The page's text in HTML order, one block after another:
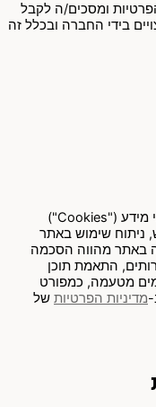
ומסכים/ה לקבל
בידי החברה ובכלל זה
לידיעתך, באתר זה אנו עושים שימוש בקובצי מידע ("Cookies")
ניתוח שימוש באתר
באתר מהווה הסכמה
התאמת תוכן
מטעמה, כמפורט
מדיניות הפרטיות של